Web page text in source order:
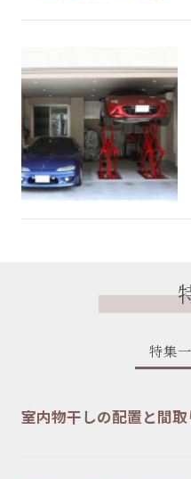
特集
室内物干しの配置と間取